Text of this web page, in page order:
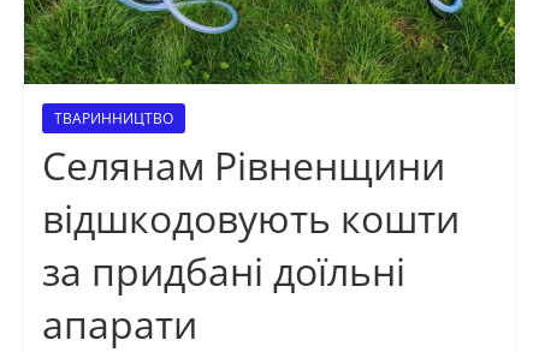
ТВАРИННИЦТВО
Селянам Рівненщини
відшкодовують кошти
за придбані доїльні
апарати